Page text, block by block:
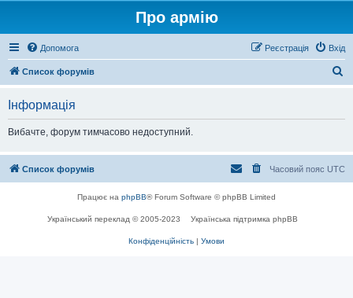
Про армію
Допомога Вхід
Реєстрація
Список форумів
Інформація
Вибачте, форум тимчасово недоступний.
Список форумів Часовий пояс UTC
Працює на phpBB® Forum Software © phpBB Limited
Український переклад © 2005-2023 Українська підтримка phpBB
Конфіденційність | Умови